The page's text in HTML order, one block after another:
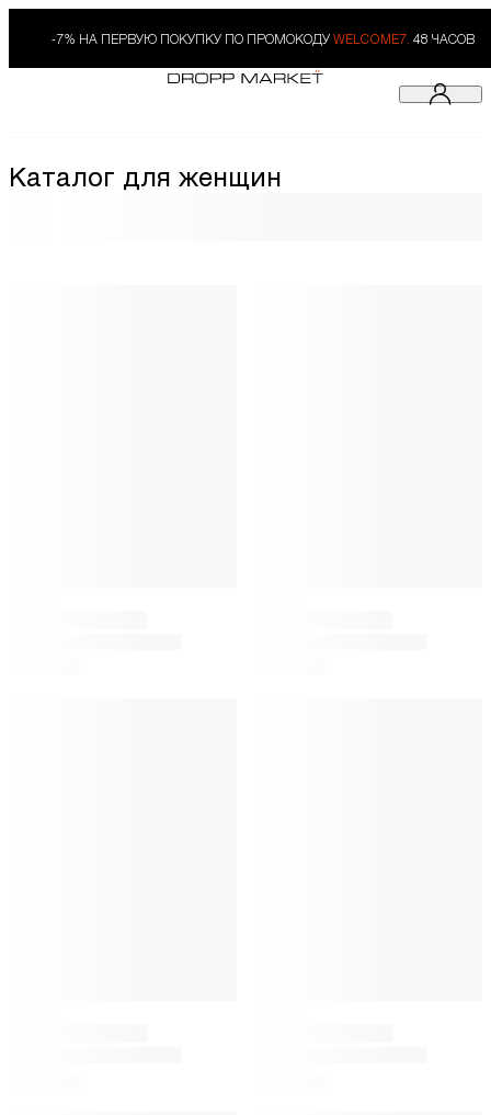
-7% НА ПЕРВУЮ ПОКУПКУ ПО ПРОМОКОДУ WELCOME7. 48 ЧАСОВ
Каталог для женщин